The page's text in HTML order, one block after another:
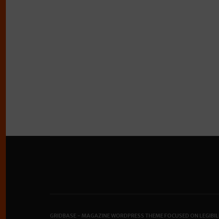
GRIDBASE - MAGAZINE WORDPRESS THEME FOCUSED ON